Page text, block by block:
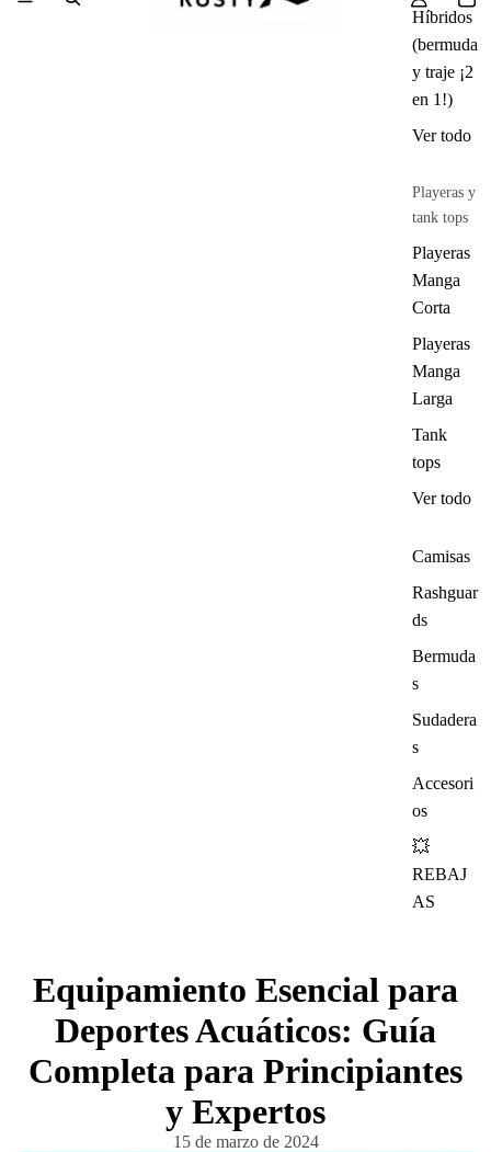
Híbridos
(bermuda
y traje ¡2
en 1!)
Ver todo
Playeras y
tank tops
Playeras
Manga
Corta
Playeras
Manga
Larga
Tank
tops
Ver todo
Camisas
Rashguar
ds
Bermuda
s
Sudadera
s
Accesori
os
💥
REBAJ
AS
Equipamiento Esencial para
Deportes Acuáticos: Guía
Completa para Principiantes
y Expertos
15 de marzo de 2024